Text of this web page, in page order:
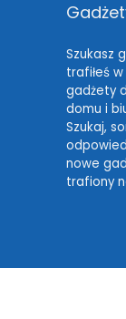
Szukasz
trafiłeś
gadżety
domu i
Szukaj,
nowe
trafiony